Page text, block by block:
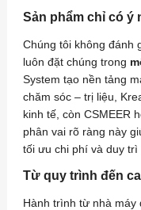
Sản phẩm chỉ có ý
Chúng tôi không đánh
luôn đặt chúng trong
System tạo nền tảng
chăm sóc – trị liệu,
kinh tế, còn CSMEER
phân vai rõ ràng này
tối ưu chi phí và duy trì
Từ quy trình đến
Hành trình từ nhà máy